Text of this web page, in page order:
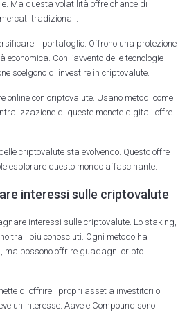
Ma questa volatilità offre chance di
tradizionali.
il portafoglio. Offrono una protezione
economica. Con l’avvento delle tecnologie
scelgono di investire in criptovalute.
online con criptovalute. Usano metodi come
di queste monete digitali offre
criptovalute sta evolvendo. Questo offre
esplorare questo mondo affascinante.
interessi sulle criptovalute
interessi sulle criptovalute. Lo staking,
tra i più conosciuti. Ogni metodo ha
ma possono offrire guadagni cripto
di offrire i propri asset a investitori o
un interesse. Aave e Compound sono